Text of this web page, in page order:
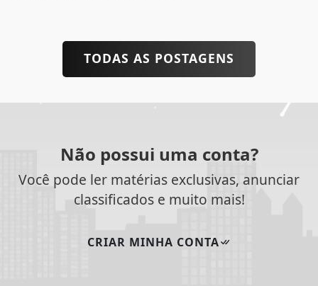
TODAS AS POSTAGENS
Não possui uma conta?
Você pode ler matérias exclusivas, anunciar
classificados e muito mais!
CRIAR MINHA CONTA